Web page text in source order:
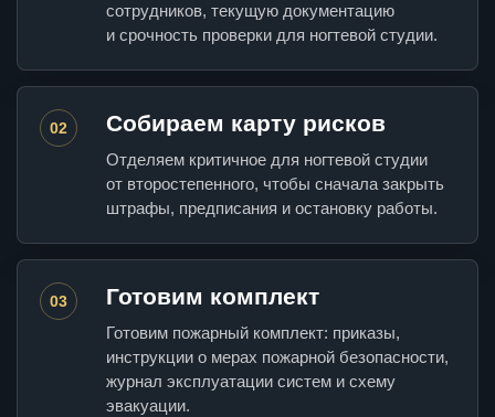
сотрудников, текущую документацию
и срочность проверки для ногтевой студии.
02 Собираем карту рисков
Отделяем критичное для ногтевой студии
от второстепенного, чтобы сначала закрыть
штрафы, предписания и остановку работы.
03 Готовим комплект
Готовим пожарный комплект: приказы,
инструкции о мерах пожарной безопасности,
журнал эксплуатации систем и схему
эвакуации.